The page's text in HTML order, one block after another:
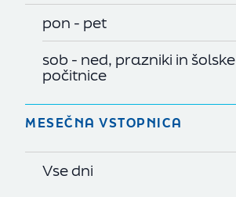
pon - pet
sob - ned, prazniki in šolske
počitnice
MESEČNA VSTOPNICA
Vse dni